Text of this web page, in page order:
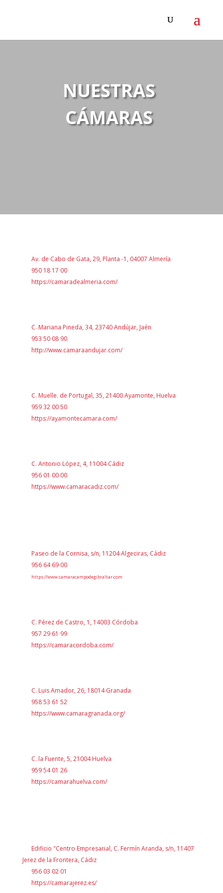
NUESTRAS
CÁMARAS
Av. de Cabo de Gata, 29, Planta -1, 04007 Almería
950 18 17 00
https://camaradealmeria.com/
C. Mariana Pineda, 34, 23740 Andújar, Jaén
953 50 08 90
http://www.camaraandujar.com/
C. Muelle. de Portugal, 35, 21400 Ayamonte, Huelva
959 32 00 50
https://ayamontecamara.com/
C. Antonio López, 4, 11004 Cádiz
956 01 00 00
https://www.camaracadiz.com/
Paseo de la Cornisa, s/n, 11204 Algeciras, Cádiz
956 64 69 00
https://www.camaracampodegibraltar.com
C. Pérez de Castro, 1, 14003 Córdoba
957 29 61 99
https://camaracordoba.com/
C. Luis Amador, 26, 18014 Granada
958 53 61 52
https://www.camaragranada.org/
C. la Fuente, 5, 21004 Huelva
959 54 01 26
https://camarahuelva.com/
Edificio "Centro Empresarial, C. Fermín Aranda, s/n, 11407
Jerez de la Frontera, Cádiz
956 03 02 01
https://camarajerez.es/